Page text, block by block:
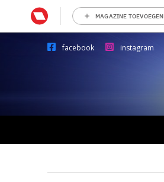
MAGAZINE TOEVOEGEN
facebook instagram